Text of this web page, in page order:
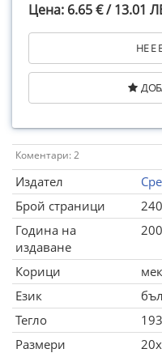
Цена: 6.65 € / 13.01
НЕ Е
Коментари: 2
Издател
Брой страници
240
Година на
издаване
Корици
Език
Тегло
Размери